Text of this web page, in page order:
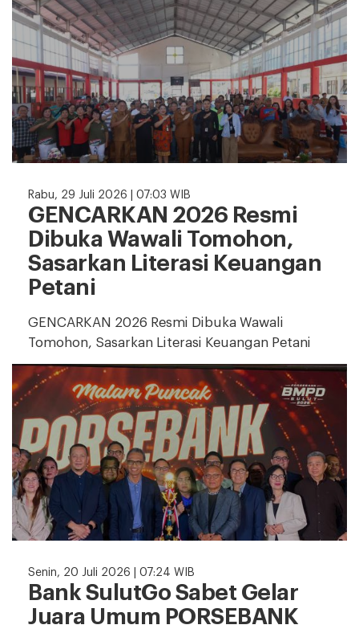
Rabu, 29 Juli 2026 | 07:03 WIB
GENCARKAN 2026 Resmi
Dibuka Wawali Tomohon,
Sasarkan Literasi Keuangan
Petani
GENCARKAN 2026 Resmi Dibuka Wawali
Tomohon, Sasarkan Literasi Keuangan Petani
Senin, 20 Juli 2026 | 07:24 WIB
Bank SulutGo Sabet Gelar
Juara Umum PORSEBANK